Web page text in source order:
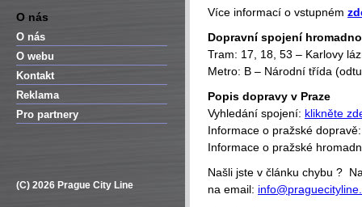
O nás
O nás
O webu
Kontakt
Reklama
Pro partnery
(C) 2026 Prague City Line
Více informací o vstupném
Dopravní spojení
Tram: 17, 18, 53 – Karlovy
Metro: B – Národní třída
Popis dopravy v Praze
Vyhledání spojení: klikněte
Informace o pražské
Informace o pražské
Našli jste v článku chybu ?
na email: